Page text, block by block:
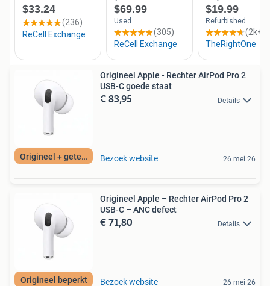
Origineel + getest
Origineel Apple - Rechter AirPod Pro 2
USB-C goede staat
€ 83,95 Details
Bezoek website 26 mei 26
Origineel beperkt
Origineel Apple – Rechter AirPod Pro 2
USB-C – ANC defect
€ 71,80 Details
Bezoek website 26 mei 26